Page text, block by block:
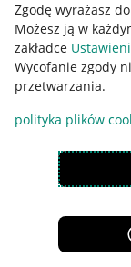
Zgodę wyrażasz
Możesz ją w
zakładce
Wycofanie zgody
przetwarzania.
polityka plików
Pobierz aplikację
Korzystanie z